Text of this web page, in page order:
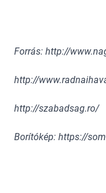
Forrás: http://
http://
http://szabadsag.ro/
Borítókép: https://